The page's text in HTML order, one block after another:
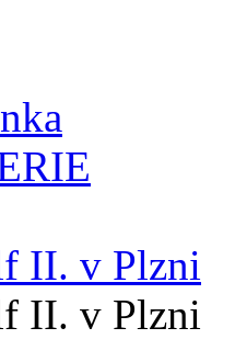
II. v Plzni
II. v Plzni